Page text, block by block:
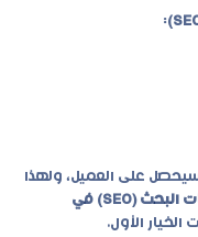
:
على العميل، ولهذا
شركة تحسين محركات البحث (SEO) في
الأول.